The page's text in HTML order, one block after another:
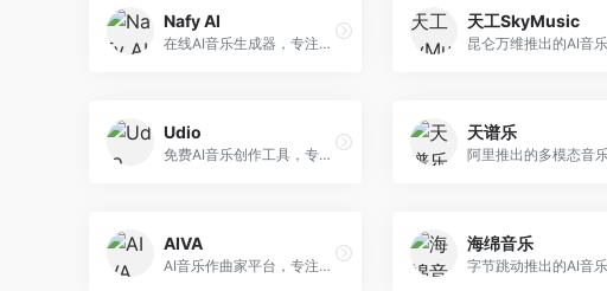
Nafy AI
在线AI音乐生成器，专注于快速音乐创作。面向内容创作者，支持多种风格音乐生成，操作简便，生成速度快，适合快速配乐需求。
天工SkyMusic
Udio
免费AI音乐创作工具，专注于高质量音乐生成。面向音乐创作者和内容制作者，支持多种音乐风格生成，音质专业，创作自由度高，适合专业音乐制作场景。
天谱乐
AIVA
AI音乐作曲家平台，专注于古典和影视配乐创作。面向影视制作人和游戏开发者，提供原创音乐生成、配乐定制等服务，音乐风格专业，适合影视游戏配乐。
海绵音乐